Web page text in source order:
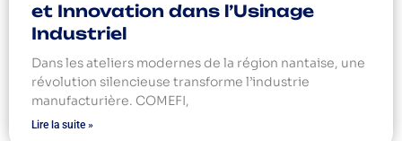
et Innovation dans l’Usinage
Industriel
Dans les ateliers modernes de la région nantaise, une
révolution silencieuse transforme l’industrie
manufacturière. COMEFI,
Lire la suite »